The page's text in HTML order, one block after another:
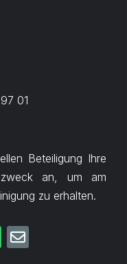
01
Beteiligung Ihre
an, um am
zu erhalten.